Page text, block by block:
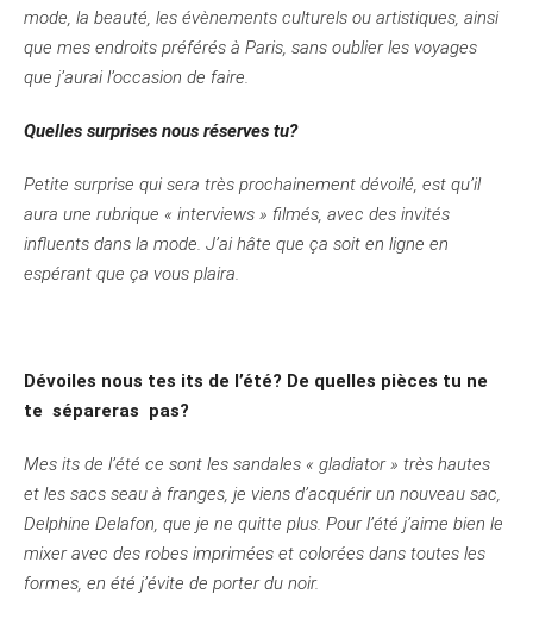
mode, la beauté, les évènements culturels ou artistiques, ainsi
que mes endroits préférés à Paris, sans oublier les voyages
que j’aurai l’occasion de faire.
Quelles surprises nous réserves tu?
Petite surprise qui sera très prochainement dévoilé, est qu’il
aura une rubrique « interviews » filmés, avec des invités
influents dans la mode. J’ai hâte que ça soit en ligne en
espérant que ça vous plaira.
Dévoiles nous tes its de l’été? De quelles pièces tu ne
te sépareras pas?
Mes its de l’été ce sont les sandales « gladiator » très hautes
et les sacs seau à franges, je viens d’acquérir un nouveau sac,
Delphine Delafon, que je ne quitte plus. Pour l’été j’aime bien le
mixer avec des robes imprimées et colorées dans toutes les
formes, en été j’évite de porter du noir.